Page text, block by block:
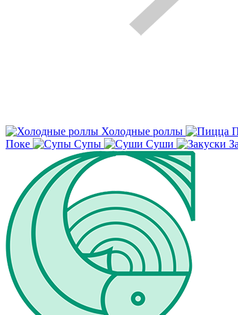
Холодные роллы
Поке
Супы Суши